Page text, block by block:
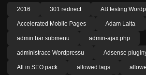
2016 301 redirect AB testing
Accelerated Mobile Pages Adam Laita
admin bar submenu admin-ajax.php
administrace Wordpressu Adsense
All in SEO pack allowed tags